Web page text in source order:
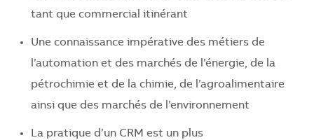
tant que commercial itinérant
Une connaissance impérative des métiers de
l’automation et des marchés de l’énergie, de la
pétrochimie et de la chimie, de l’agroalimentaire
ainsi que des marchés de l’environnement
La pratique d’un CRM est un plus